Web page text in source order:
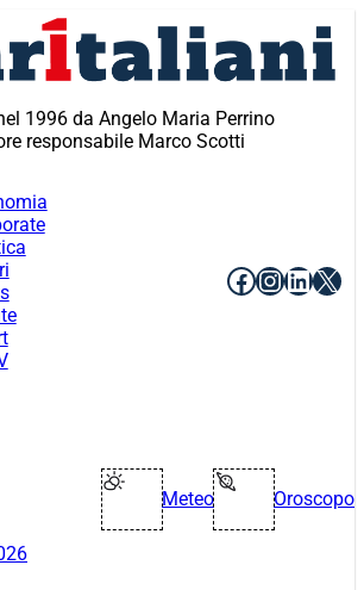
1996 da Angelo Maria Perrino
responsabile Marco Scotti
Facebook
X
Meteo Oroscopo